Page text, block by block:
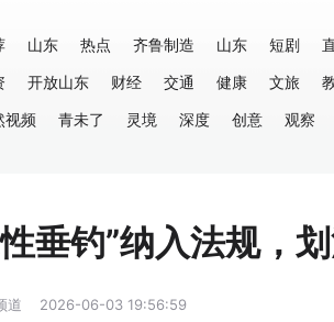
山东 热点 齐鲁制造 山东 短剧
开放山东 财经 交通 健康 文旅
视频
青未了 灵境 深度 创意 观察
垂钓”纳入法规，
道 2026-06-03 19:56:59